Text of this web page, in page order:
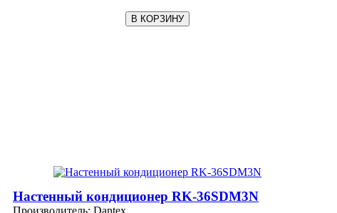
Настенный кондиционер RK-36SDM3N
Производитель: Dantex